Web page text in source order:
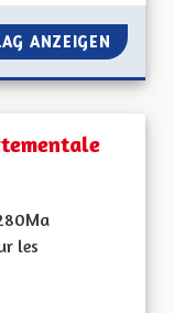
ANZEIGEN VOIR
les